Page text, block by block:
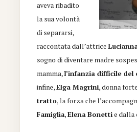
aveva ribadito
la sua volontà
di separarsi,
raccontata dall’attrice
sogno di diventare madre
mamma,l’infanzia difficile
infine,Elga Magrini, donna
tratto, la forza che
Famiglia,Elena Bonettie dalla